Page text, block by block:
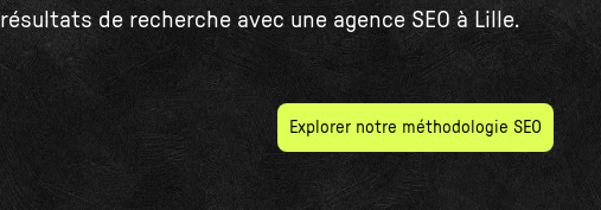
résultats de recherche avec une agence SEO à Lille.
Explorer notre méthodologie SEO